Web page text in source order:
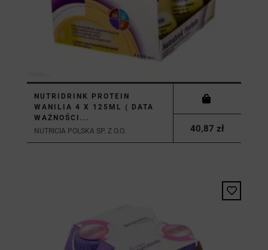
NUTRIDRINK PROTEIN
WANILIA 4 X 125ML ( DATA
WAŻNOŚCI...
NUTRICIA POLSKA SP. Z O.O.
40,87 zł